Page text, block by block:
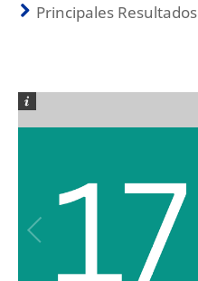
Principales Resultados